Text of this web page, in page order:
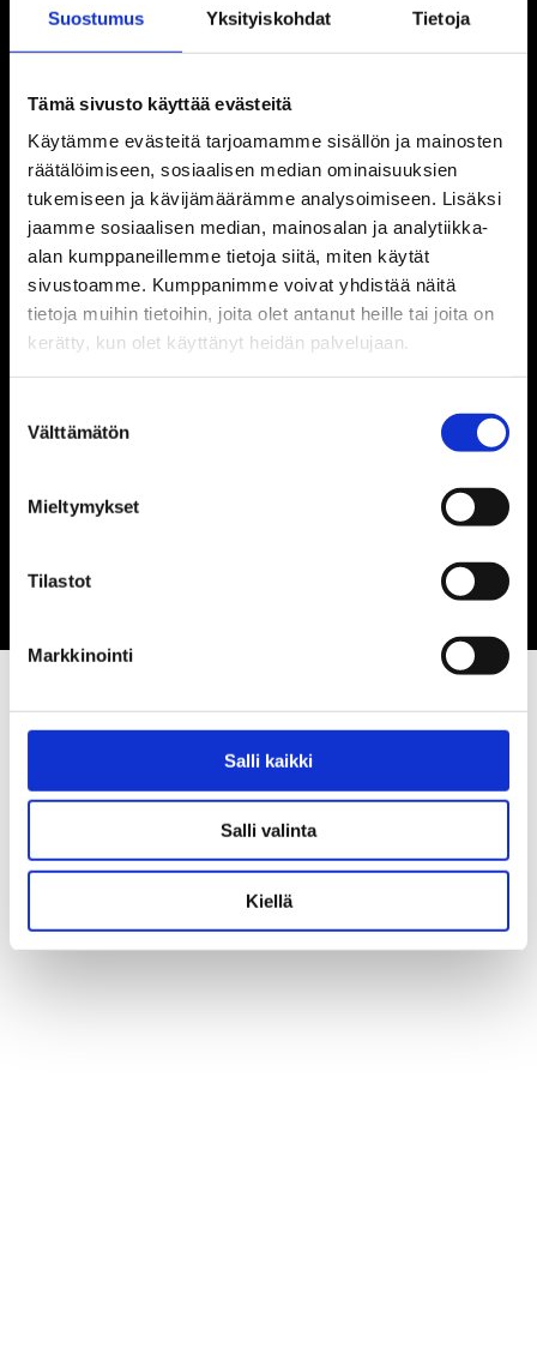
Suostumus Yksityiskohdat Tietoja
Tämä sivusto käyttää evästeitä
Käytämme evästeitä tarjoamamme sisällön ja mainosten
räätälöimiseen, sosiaalisen median ominaisuuksien
tukemiseen ja kävijämäärämme analysoimiseen. Lisäksi
jaamme sosiaalisen median, mainosalan ja analytiikka-
alan kumppaneillemme tietoja siitä, miten käytät
sivustoamme. Kumppanimme voivat yhdistää näitä
tietoja muihin tietoihin, joita olet antanut heille tai joita on
kerätty, kun olet käyttänyt heidän palvelujaan.
valinta
Välttämätön
Mieltymykset
Tilastot
Markkinointi
Salli kaikki
Salli valinta
Kiellä
Primulator Oy
09 726 0622
primulator@primulator.fi
Osoite:
00210 Helsinki